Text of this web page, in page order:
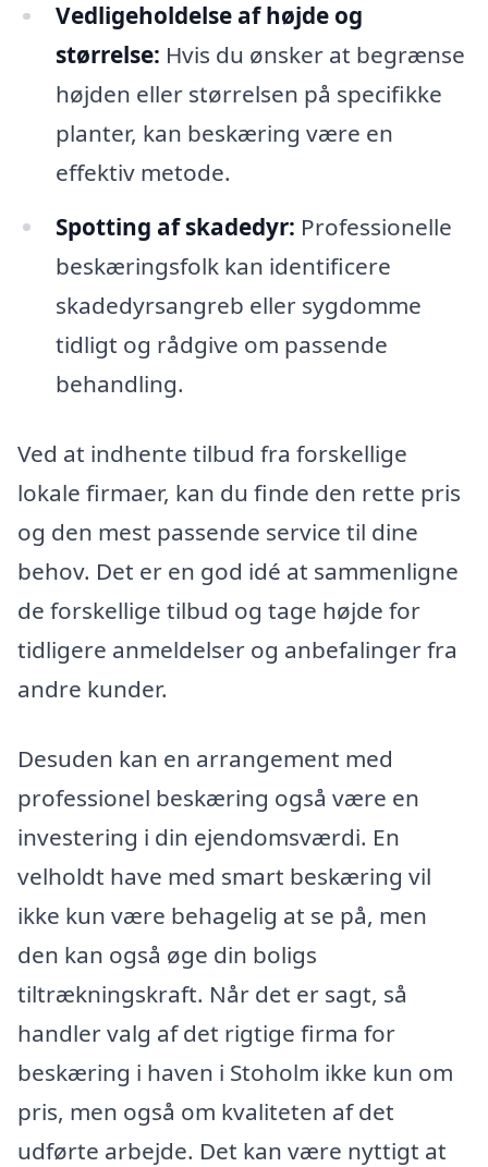
Vedligeholdelse af højde og
størrelse: Hvis du ønsker at begrænse
højden eller størrelsen på specifikke
planter, kan beskæring være en
effektiv metode.
Spotting af skadedyr: Professionelle
beskæringsfolk kan identificere
skadedyrsangreb eller sygdomme
tidligt og rådgive om passende
behandling.
Ved at indhente tilbud fra forskellige
lokale firmaer, kan du finde den rette pris
og den mest passende service til dine
behov. Det er en god idé at sammenligne
de forskellige tilbud og tage højde for
tidligere anmeldelser og anbefalinger fra
andre kunder.
Desuden kan en arrangement med
professionel beskæring også være en
investering i din ejendomsværdi. En
velholdt have med smart beskæring vil
ikke kun være behagelig at se på, men
den kan også øge din boligs
tiltrækningskraft. Når det er sagt, så
handler valg af det rigtige firma for
beskæring i haven i Stoholm ikke kun om
pris, men også om kvaliteten af det
udførte arbejde. Det kan være nyttigt at